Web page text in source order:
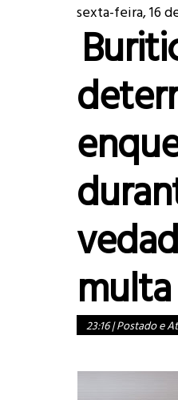
sexta-feira, 16
23:16|Postado e